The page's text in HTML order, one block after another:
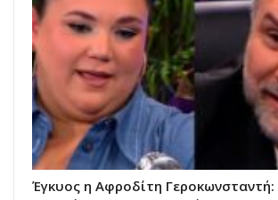
Έγκυος η Αφροδίτη